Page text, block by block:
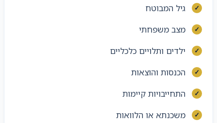
גיל המבוטח
מצב משפחתי
ילדים ותלויים כלכליים
הכנסות והוצאות
התחייבויות קיימות
משכנתא או הלוואות